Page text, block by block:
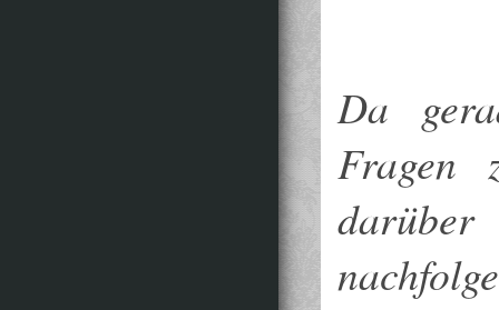
Da
Fragen